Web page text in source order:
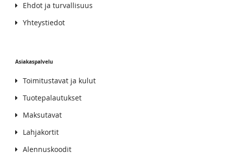
Ehdot ja turvallisuus
Yhteystiedot
Asiakaspalvelu
Toimitustavat ja kulut
Tuotepalautukset
Maksutavat
Lahjakortit
Alennuskoodit